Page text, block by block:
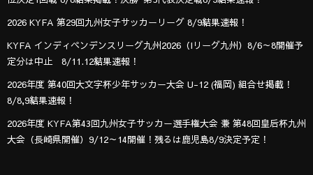
2026 KYFA 第29回九州女子サッカーリーグ 8/9結果速報！
KYFA インディペンデンスリーグ九州2026（Iリーグ九州）8/6～8開催予
定分は中止 8/11.12結果速報！
2026年度 第40回大文字杯少年サッカー大会 U-12 (福岡) 組合せ掲載！
8/8,9結果速報！
2026年度 KYFA第43回九州女子サッカー選手権大会 兼 第48回皇后杯九州
大会（長崎県開催）9/12～14開催！残るは鹿児島8/9決定予定！